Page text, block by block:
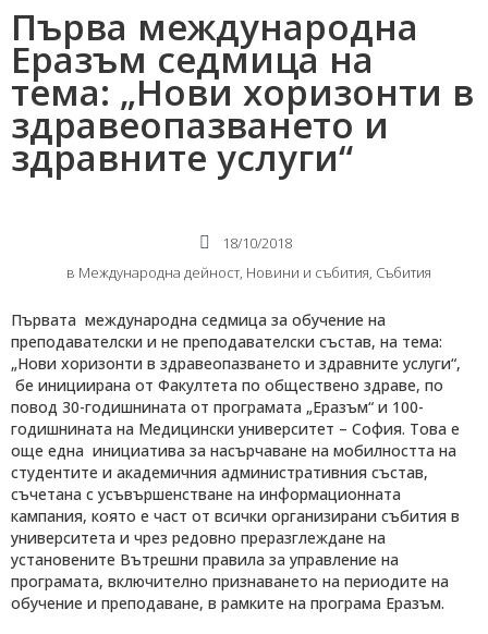
Първа международна
Еразъм седмица на
тема: „Нови хоризонти в
здравеопазването и
здравните услуги“
18/10/2018
в Международнa дейност, Новини и събития, Събития
Първата международна седмица за обучение на
преподавателски и не преподавателски състав, на тема:
„Нови хоризонти в здравеопазването и здравните услуги“,
бе инициирана от Факултета по обществено здраве, по
повод 30-годишнината от програмата „Еразъм“ и 100-
годишнината на Медицински университет – София. Това е
още една инициатива за насърчаване на мобилността на
студентите и академичния административния състав,
съчетана с усъвършенстване на информационната
кампания, която е част от всички организирани събития в
университета и чрез редовно преразглеждане на
установените Вътрешни правила за управление на
програмата, включително признаването на периодите на
обучение и преподаване, в рамките на програма Еразъм.